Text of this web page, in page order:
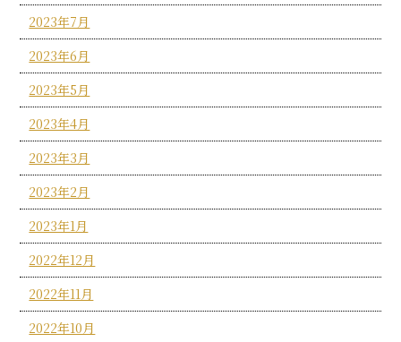
2023年7月
2023年6月
2023年5月
2023年4月
2023年3月
2023年2月
2023年1月
2022年12月
2022年11月
2022年10月